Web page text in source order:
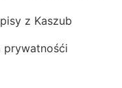
z Kaszub
prywatnośći